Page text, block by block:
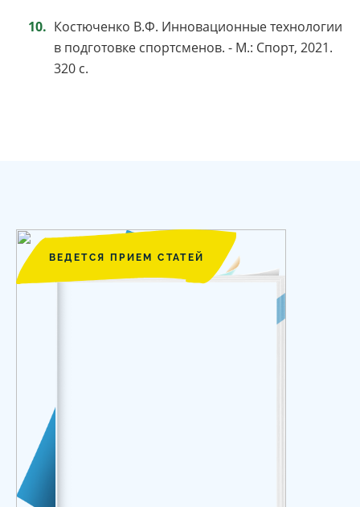
Костюченко В.Ф. Инновационные технологии
в подготовке спортсменов. - М.: Спорт, 2021.
320 с.
ВЕДЕТСЯ ПРИЕМ СТАТЕЙ